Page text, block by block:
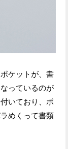
ケットが、書
っているのが
いており、ポ
めくって書類